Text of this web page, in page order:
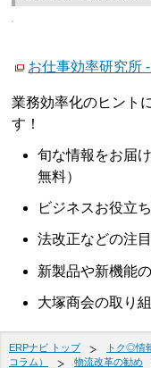
お仕事効率研究所
業務効率化のヒント
す！
旬な情報をお届
無料）
ビジネスお役立
法改正などの注
新製品や新機能
大塚商会の取り
ERPナビ トップ トク◎情
コラム）
物流改革の勧め